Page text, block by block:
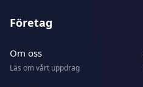
Företag
Om oss
Läs om vårt uppdrag